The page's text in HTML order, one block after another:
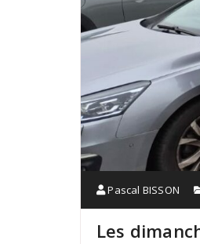
Pascal BISSON
Les